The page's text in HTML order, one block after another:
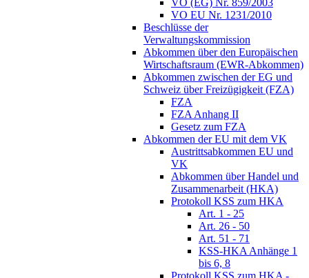
VO EU Nr. 1231/2010
Beschlüsse der
Verwaltungskommission
Abkommen über den Europäischen
Wirtschaftsraum (EWR-Abkommen)
Abkommen zwischen der EG und
Schweiz über Freizügigkeit (FZA)
FZA
FZA Anhang II
Gesetz zum FZA
Abkommen der EU mit dem VK
Austrittsabkommen EU und
VK
Abkommen über Handel und
Zusammenarbeit (HKA)
Protokoll KSS zum HKA
Art. 1 - 25
Art. 26 - 50
Art. 51 - 71
KSS-HKA Anhänge 1
bis 6, 8
Protokoll KSS zum HKA -